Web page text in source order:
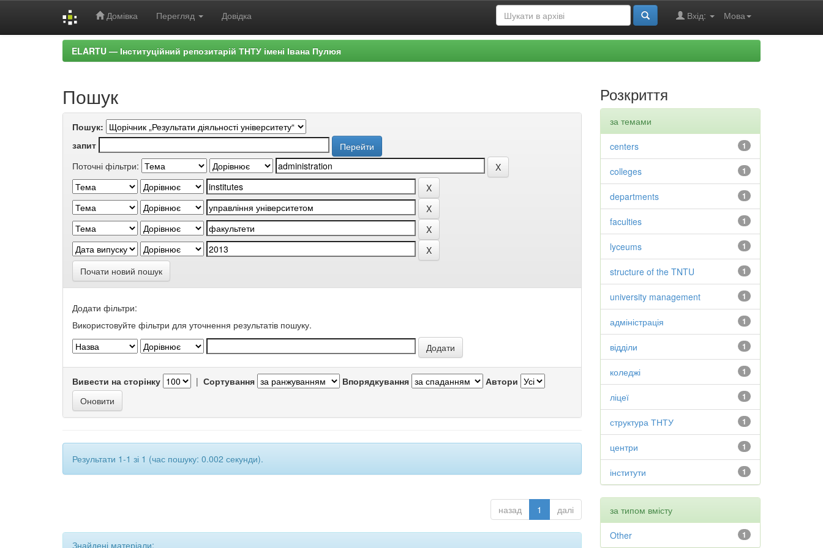
Домівка Перегляд Довідка Мова
Вхід:
ELARTU — Інституційний репозитарій ТНТУ імені Івана Пулюя
Пошук
Пошук:
запит
Поточні фільтри:
Почати новий пошук
Додати фільтри:
Використовуйте фільтри для уточнення результатів пошуку.
Вивести на сторінку | Сортування Впорядкування Автори
Результати 1-1 зі 1 (час пошуку: 0.002 секунди).
назад 1 далі
Знайдені матеріали:
Розкриття
за темами
1
centers
1
colleges
1
departments
1
faculties
1
lyceums
1
structure of the TNTU
1
university management
1
адміністрація
1
відділи
1
коледжі
1
ліцеї
1
структура ТНТУ
1
центри
1
інститути
за типом вмісту
1
Other